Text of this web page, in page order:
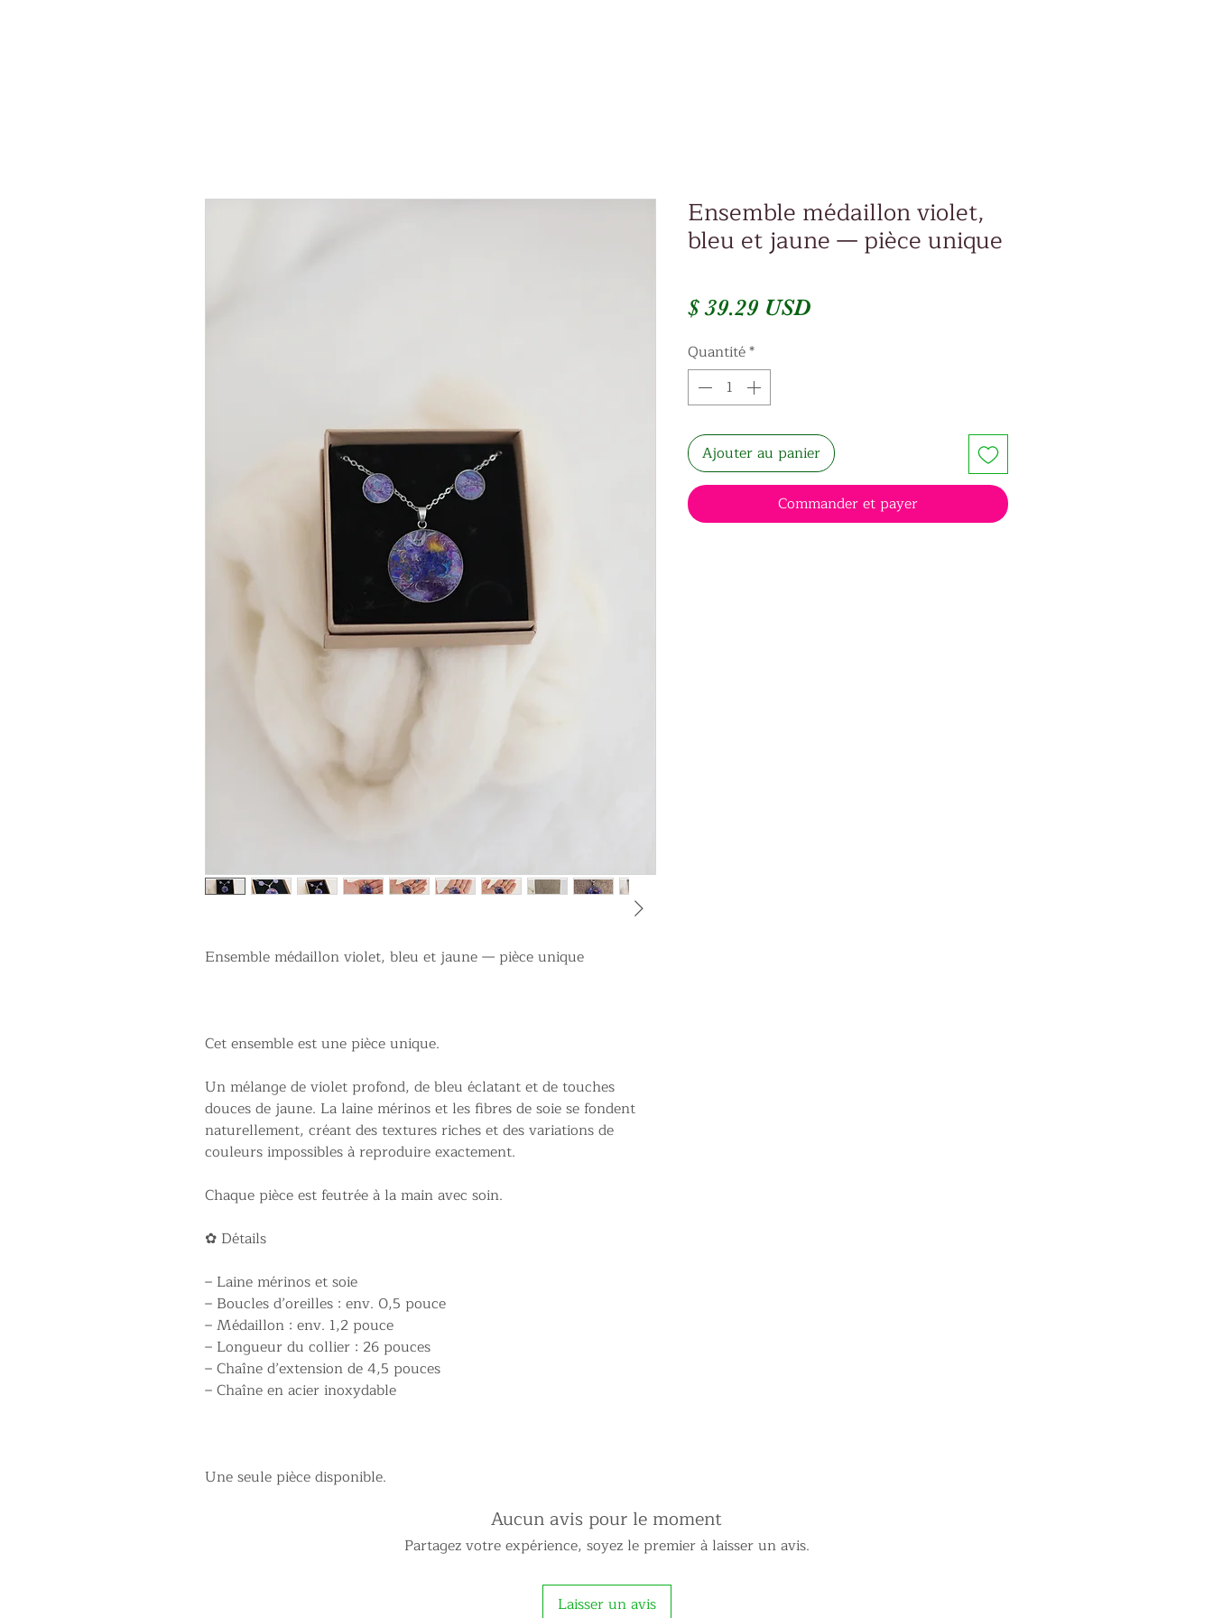
Ensemble médaillon violet, bleu et jaune — pièce unique
Cet ensemble est une pièce unique.
Un mélange de violet profond, de bleu éclatant et de touches
douces de jaune. La laine mérinos et les fibres de soie se fondent
naturellement, créant des textures riches et des variations de
couleurs impossibles à reproduire exactement.
Chaque pièce est feutrée à la main avec soin.
✿ Détails
– Laine mérinos et soie
– Boucles d’oreilles : env. 0,5 pouce
– Médaillon : env. 1,2 pouce
– Longueur du collier : 26 pouces
– Chaîne d’extension de 4,5 pouces
– Chaîne en acier inoxydable
Une seule pièce disponible.
Ensemble médaillon violet,
bleu et jaune — pièce unique
$ 39.29 USDPrix
Quantité*
Ajouter au panier
Commander et payer
Aucun avis pour le moment
Partagez votre expérience, soyez le premier à laisser un avis.
Laisser un avis